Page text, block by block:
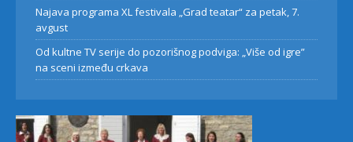
Najava programa XL festivala „Grad teatar“ za petak, 7.
avgust
Od kultne TV serije do pozorišnog podviga: „Više od igre”
na sceni između crkava